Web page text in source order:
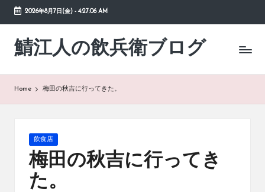
Skip
content
2026年8月7日(金)- 4:27:06 AM
鯖江人の飲兵衛ブログ
日々
の
Home 梅田の秋吉に行ってきた。
Posted
in
飲食店
梅田の秋吉に行ってき
た。